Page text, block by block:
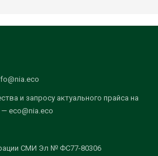
и запросу актуального прайса на
eco@nia.eco
СМИ Эл № ФС77-80306